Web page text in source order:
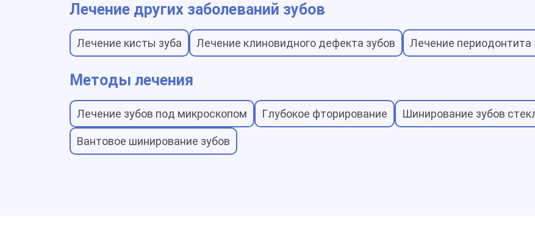
Лечение других заболеваний зубов
Лечение кисты зуба Лечение клиновидного дефекта зубов Лечение периодонтита
Методы лечения
Лечение зубов под микроскопом Глубокое фторирование Шинирование зубов
Вантовое шинирование зубов